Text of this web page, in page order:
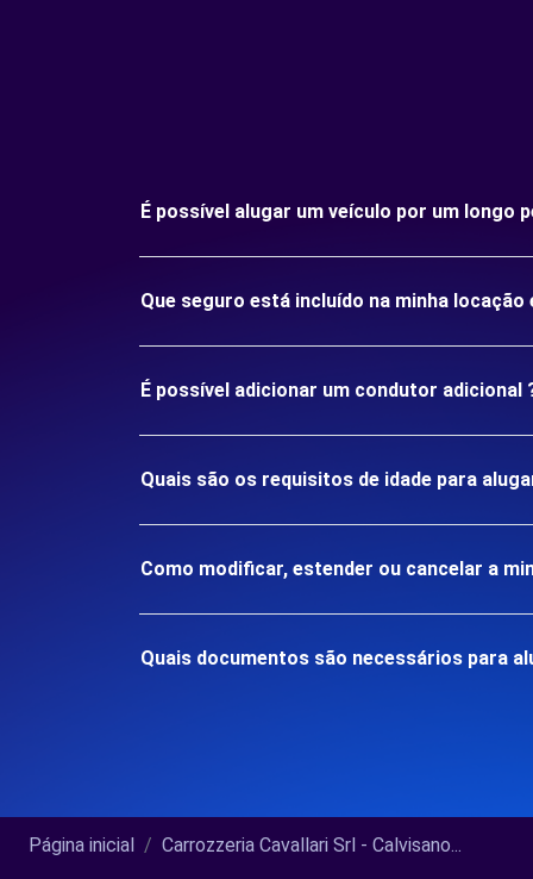
É possível alugar um veículo por um longo
Que seguro está incluído na minha locação
É possível adicionar um condutor adicional
Quais são os requisitos de idade para
Como modificar, estender ou cancelar a
Quais documentos são necessários para
Página inicial Carrozzeria Cavallari Srl - Calvisano...